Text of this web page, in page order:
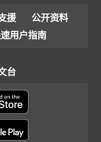
援
公开资料
用户指南
台